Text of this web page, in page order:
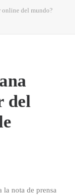
online del mundo?
del
la nota de prensa